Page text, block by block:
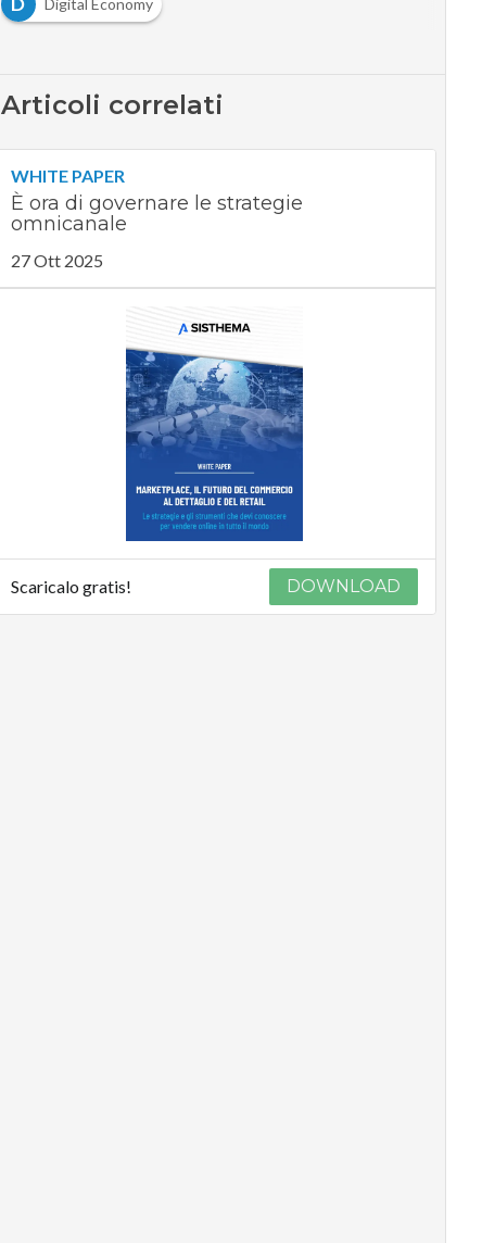
Digital Economy
Articoli correlati
WHITE PAPER
È ora di governare le strategie
omnicanale
27 Ott 2025
Scaricalo gratis! DOWNLOAD